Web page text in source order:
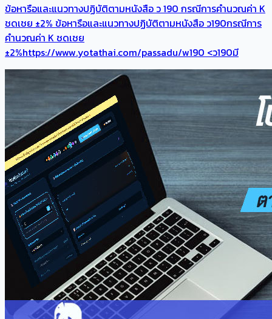
ข้อหารือและแนวทางปฏิบัติตามหนังสือ ว 190 กรณีการคำนวณค่า K
ชดเชย ±2% ข้อหารือและแนวทางปฏิบัติตามหนังสือ ว190กรณีการ
คำนวณค่า K ชดเชย
±2%https://www.yotathai.com/passadu/w190 <ว190มี